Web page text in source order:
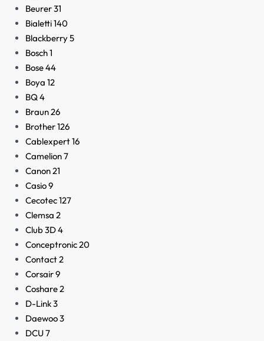
Beurer31
Bialetti140
Blackberry5
Bosch1
Bose44
Boya 12
BQ4
Braun26
Brother126
Cablexpert16
Camelion7
Canon21
Casio9
Cecotec127
Clemsa 2
Club 3D4
Conceptronic20
Contact2
Corsair9
Coshare2
D-Link3
Daewoo3
DCU7